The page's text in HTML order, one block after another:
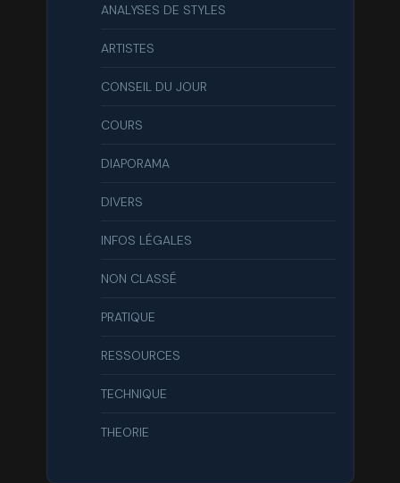
ANALYSES DE STYLES
ARTISTES
CONSEIL DU JOUR
COURS
DIAPORAMA
DIVERS
INFOS LÉGALES
NON CLASSÉ
PRATIQUE
RESSOURCES
TECHNIQUE
THEORIE